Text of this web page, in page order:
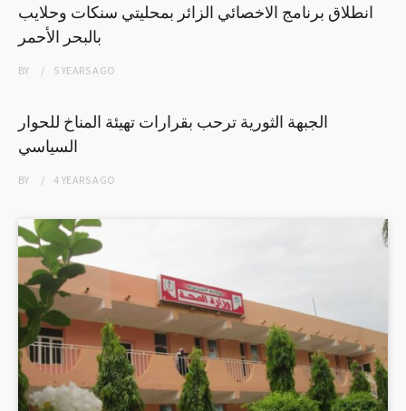
انطلاق برنامج الاخصائي الزائر بمحليتي سنكات وحلايب
بالبحر الأحمر
BY 5 YEARSAGO
الجبهة الثورية ترحب بقرارات تهيئة المناخ للحوار
السياسي
BY 4 YEARSAGO